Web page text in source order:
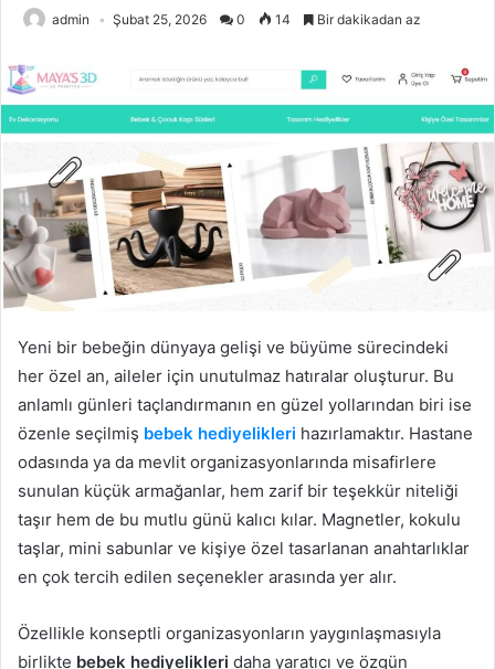
admin Şubat 25, 2026 0 14 Bir dakikadan az
Yeni bir bebeğin dünyaya gelişi ve büyüme sürecindeki
her özel an, aileler için unutulmaz hatıralar oluşturur. Bu
anlamlı günleri taçlandırmanın en güzel yollarından biri ise
özenle seçilmiş bebek hediyelikleri hazırlamaktır. Hastane
odasında ya da mevlit organizasyonlarında misafirlere
sunulan küçük armağanlar, hem zarif bir teşekkür niteliği
taşır hem de bu mutlu günü kalıcı kılar. Magnetler, kokulu
taşlar, mini sabunlar ve kişiye özel tasarlanan anahtarlıklar
en çok tercih edilen seçenekler arasında yer alır.
Özellikle konseptli organizasyonların yaygınlaşmasıyla
birlikte bebek hediyelikleri daha yaratıcı ve özgün